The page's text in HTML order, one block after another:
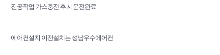
진공작업 가스충전 후 시운전완료
에어컨설치 이전설치는 성남우수에어컨